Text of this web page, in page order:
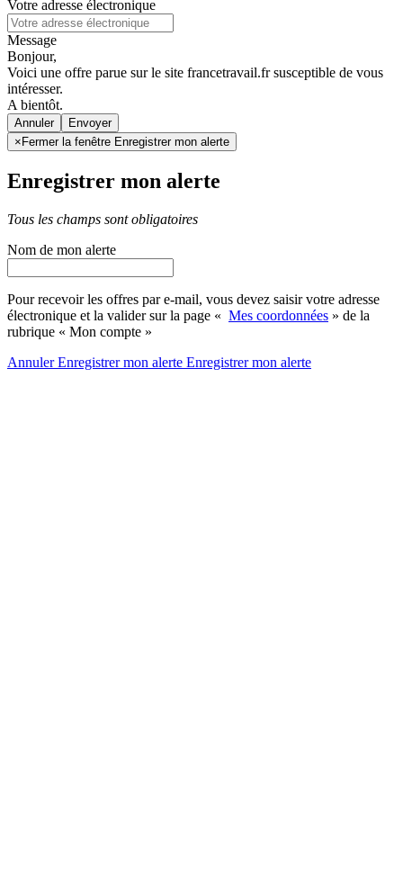
Votre adresse électronique
Message
Bonjour,
Voici une offre parue sur le site francetravail.fr susceptible de vous
intéresser.
A bientôt.
Annuler
× Fermer la fenêtre Enregistrer mon alerte
Enregistrer mon alerte
Tous les champs sont obligatoires
Nom de mon alerte
Pour recevoir les offres par e-mail, vous devez saisir votre adresse
électronique et la valider sur la page « Mes coordonnées » de la
rubrique « Mon compte »
AnnulerEnregistrer mon alerte Enregistrermon alerte